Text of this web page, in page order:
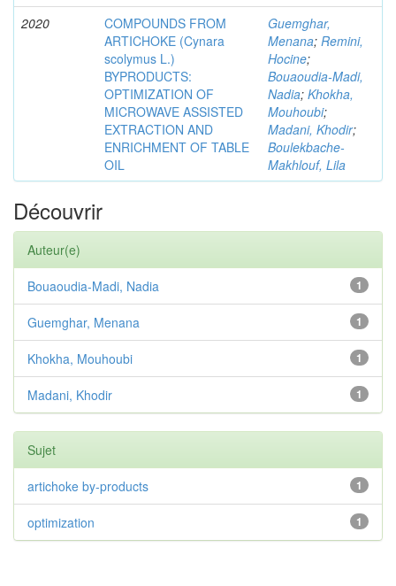
2020
COMPOUNDS FROM
ARTICHOKE (Cynara
scolymus L.)
BYPRODUCTS:
OPTIMIZATION OF
MICROWAVE ASSISTED
EXTRACTION AND
ENRICHMENT OF TABLE
OIL
Guemghar,
Menana; Remini,
Hocine;
Bouaoudia-Madi,
Nadia; Khokha,
Mouhoubi;
Madani, Khodir;
Boulekbache-
Makhlouf, Lila
Découvrir
Auteur(e)
1
Bouaoudia-Madi, Nadia
1
Guemghar, Menana
1
Khokha, Mouhoubi
1
Madani, Khodir
Sujet
1
artichoke by-products
1
optimization